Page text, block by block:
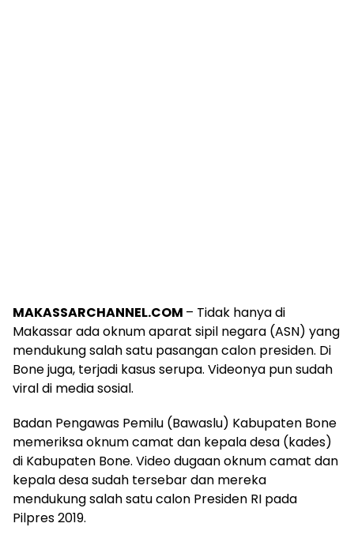
MAKASSARCHANNEL.COM – Tidak hanya di
Makassar ada oknum aparat sipil negara (ASN) yang
mendukung salah satu pasangan calon presiden. Di
Bone juga, terjadi kasus serupa. Videonya pun sudah
viral di media sosial.
Badan Pengawas Pemilu (Bawaslu) Kabupaten Bone
memeriksa oknum camat dan kepala desa (kades)
di Kabupaten Bone. Video dugaan oknum camat dan
kepala desa sudah tersebar dan mereka
mendukung salah satu calon Presiden RI pada
Pilpres 2019.